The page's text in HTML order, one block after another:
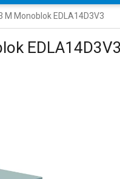
M Monoblok EDLA14D3V3
EDLA14D3V3